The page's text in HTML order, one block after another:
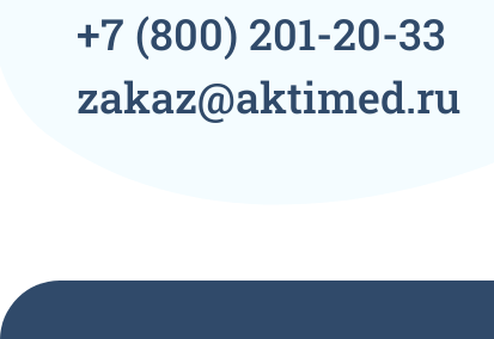
+7 (800) 201-20-33
zakaz@aktimed.ru